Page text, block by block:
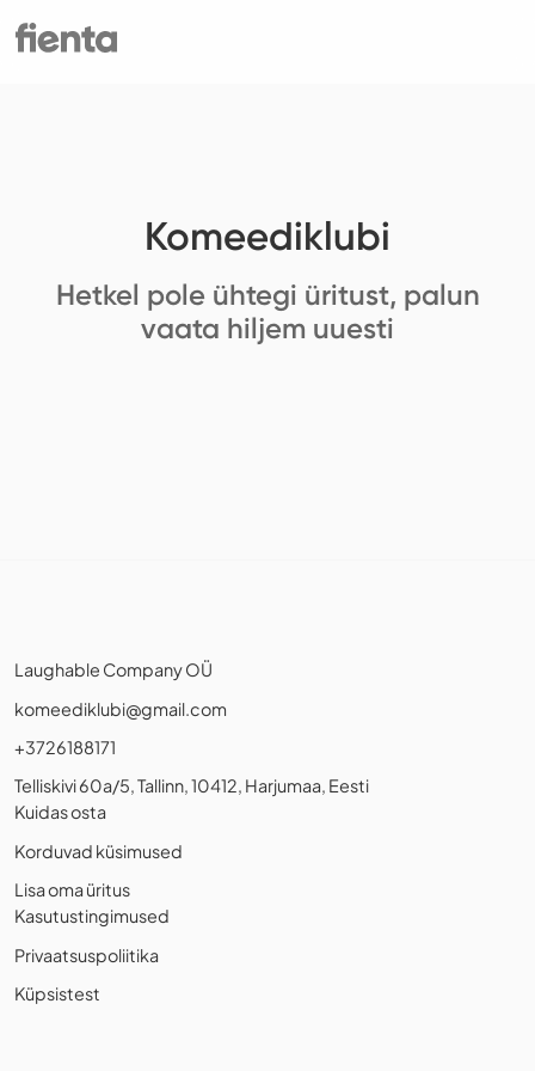
Komeediklubi
Hetkel pole ühtegi üritust, palun
vaata hiljem uuesti
Laughable Company OÜ
komeediklubi@gmail.com
+3726188171
Telliskivi 60a/5, Tallinn, 10412, Harjumaa, Eesti
Kuidas osta
Korduvad küsimused
Lisa oma üritus
Kasutustingimused
Privaatsuspoliitika
Küpsistest